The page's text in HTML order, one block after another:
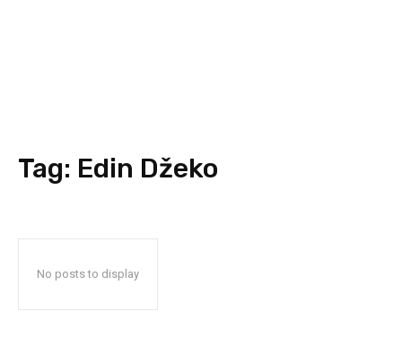
Tag: Edin Džeko
No posts to display